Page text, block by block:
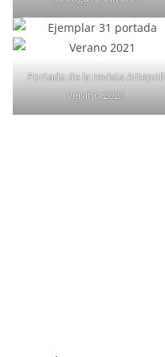
Portada de la revista Artepoli
verano 2021